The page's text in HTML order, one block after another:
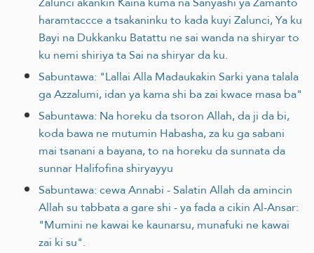
haramtaccce a tsakaninku to kada kuyi Zalunci, Ya ku
Bayi na Dukkanku Batattu ne sai wanda na shiryar to
ku nemi shiriya ta Sai na shiryar da ku.
Sabuntawa: "Lallai Alla Madaukakin Sarki yana talala
ga Azzalumi, idan ya kama shi ba zai kwace masa ba"
Sabuntawa: Na horeku da tsoron Allah, da ji da bi,
koda bawa ne mutumin Habasha, za ku ga sabani
mai tsanani a bayana, to na horeku da sunnata da
sunnar Halifofina shiryayyu
Sabuntawa: cewa Annabi - Salatin Allah da amincin
Allah su tabbata a gare shi - ya fada a cikin Al-Ansar:
"Mumini ne kawai ke kaunarsu, munafuki ne kawai
zai ki su".